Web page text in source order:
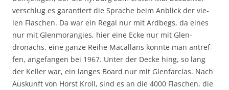
ver­schlug es garantiert die Sprache beim Anblick der vie­
len Flaschen. Da war ein Regal nur mit Ard­begs, da eines
nur mit Glen­moran­g­ies, hier eine Ecke nur mit Glen­
dronachs, eine ganze Rei­he Macallans kon­nte man antr­e­f­
fen, ange­fan­gen bei 1967. Unter der Decke hing, so lang
der Keller war, ein langes Board nur mit Glen­far­clas. Nach
Auskun­ft von Horst Kroll, sind es an die 4000 Flaschen, die